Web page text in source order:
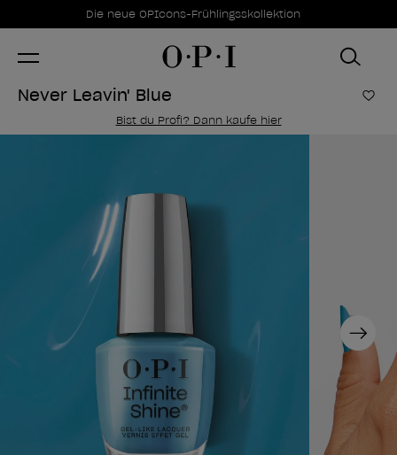
Sonderangebote
Die neue OPIcons-Frühlingsskollektion
Item 1 of 1
Never Leavin' Blue Zur
Bist du Profi? Dann kaufe hier
Next